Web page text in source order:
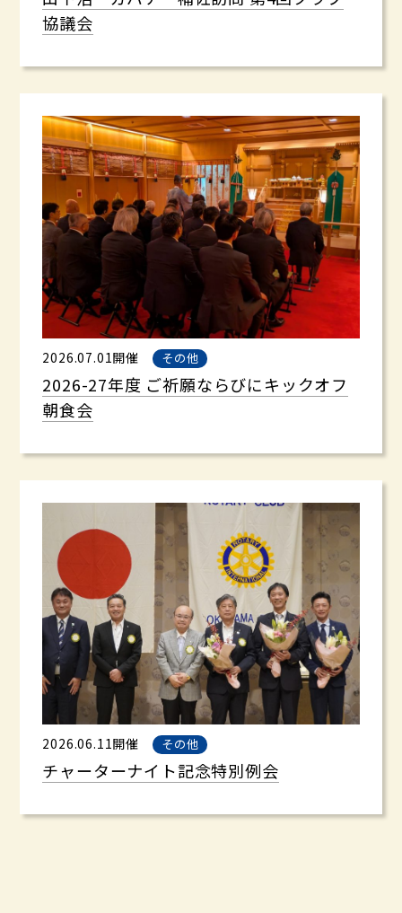
協議会
2026.07.01開催 その他
2026-27年度 ご祈願ならびにキックオフ
朝食会
2026.06.11開催 その他
チャーターナイト記念特別例会